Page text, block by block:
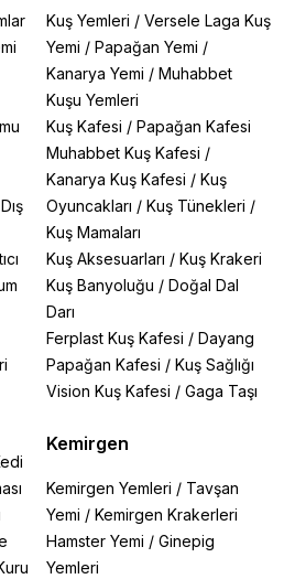
Kuş Yemleri / Versele Laga Kuş
Yemi / Papağan Yemi /
Kanarya Yemi / Muhabbet
Kuşu Yemleri
Kuş Kafesi / Papağan Kafesi
Muhabbet Kuş Kafesi /
Kanarya Kuş Kafesi / Kuş
Oyuncakları / Kuş Tünekleri /
Kuş Mamaları
Kuş Aksesuarları / Kuş Krakeri
Kuş Banyoluğu / Doğal Dal
Darı
Ferplast Kuş Kafesi / Dayang
Papağan Kafesi / Kuş Sağlığı
Vision Kuş Kafesi / Gaga Taşı
Kemirgen
Kemirgen Yemleri / Tavşan
Yemi / Kemirgen Krakerleri
Hamster Yemi / Ginepig
Yemleri